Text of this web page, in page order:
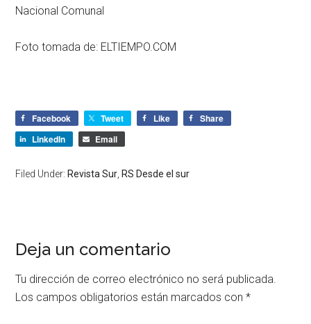
Nacional Comunal
Foto tomada de: ELTIEMPO.COM
Facebook Tweet Like
Share
LinkedIn
Email
Filed Under: Revista Sur RS Desde el sur
Deja un comentario
Tu dirección de correo electrónico no será publicada.
Los campos obligatorios están marcados con*